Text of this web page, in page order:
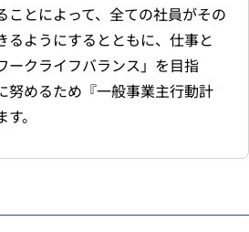
ことによって、全ての社員がその
るようにするとともに、仕事と
ークライフバランス」を目指
努めるため『一般事業主行動計
。